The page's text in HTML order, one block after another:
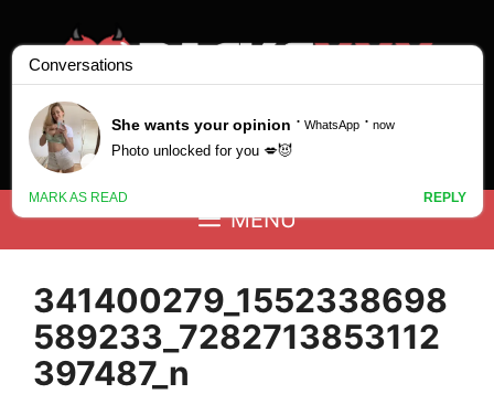
contenido
Buscar:
MENÚ
341400279_1552338698
589233_7282713853112
397487_n